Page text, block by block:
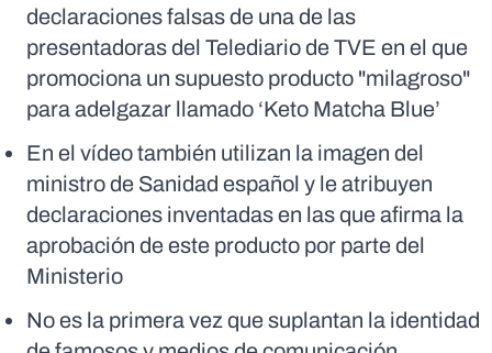
declaraciones falsas de una de las
presentadoras del Telediario de TVE en el que
promociona un supuesto producto "milagroso"
para adelgazar llamado ‘Keto Matcha Blue’
En el vídeo también utilizan la imagen del
ministro de Sanidad español y le atribuyen
declaraciones inventadas en las que afirma la
aprobación de este producto por parte del
Ministerio
No es la primera vez que suplantan la identidad